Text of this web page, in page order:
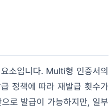
소입니다. Multi형 인증서의
정책에 따라 재발급 횟수가
로 발급이 가능하지만, 일부